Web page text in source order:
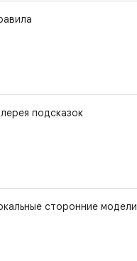
подсказок
сторонние модели